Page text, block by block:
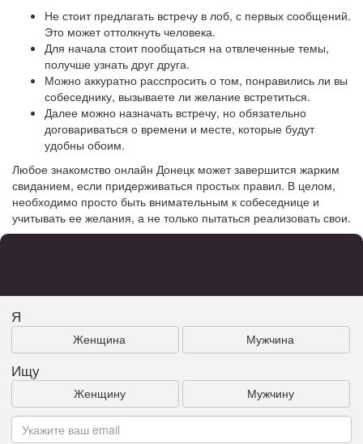
Не стоит предлагать встречу в лоб, с первых сообщений.
Это может оттолкнуть человека.
Для начала стоит пообщаться на отвлеченные темы,
получше узнать друг друга.
Можно аккуратно расспросить о том, понравились ли вы
собеседнику, вызываете ли желание встретиться.
Далее можно назначать встречу, но обязательно
договариваться о времени и месте, которые будут
удобны обоим.
Любое знакомство онлайн Донецк может завершится жарким
свиданием, если придерживаться простых правил. В целом,
необходимо просто быть внимательным к собеседнице и
учитывать ее желания, а не только пытаться реализовать свои.
Я
Женщина Мужчина
Ищу
Женщину Мужчину